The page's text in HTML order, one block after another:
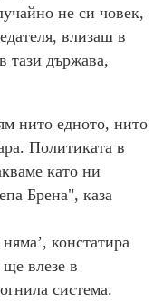
не си човек,
влизаш в
тази държава,
нито едното, нито
Политиката в
като ни
Брена", каза
констатира
влезе в
система.